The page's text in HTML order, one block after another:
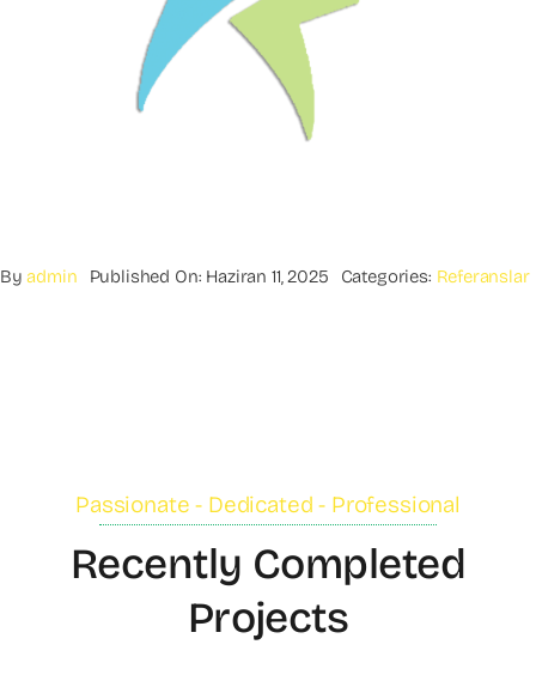
Byadmin Published On: Haziran 11, 2025 Categories: Referanslar
Passionate - Dedicated - Professional
Recently Completed
Projects